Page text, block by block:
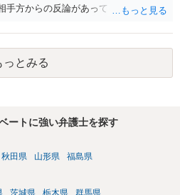
手方からの反論があっても、裁判官が
は迅速性が要求されるためです。 書
る可能性がございます。 また、本件
存期間の問題もございます。 開示請
れだけでは足りず、実務を踏まえた
っとみる
ートに強い弁護士を探す
秋田県 山形県 福島県